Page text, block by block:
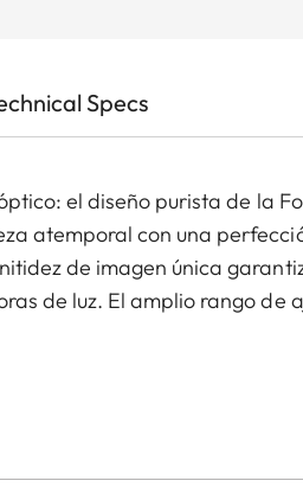
Specs
el diseño purista de la
atemporal con una
de imagen única
de luz. El amplio rango de